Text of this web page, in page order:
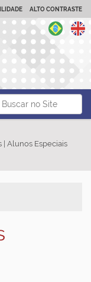
Avançada…
ALTO CONTRASTE
| Alunos Especiais